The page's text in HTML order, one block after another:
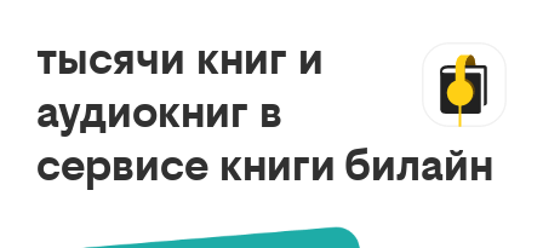
тысячи книг и
аудиокниг в
сервисе книги билайн